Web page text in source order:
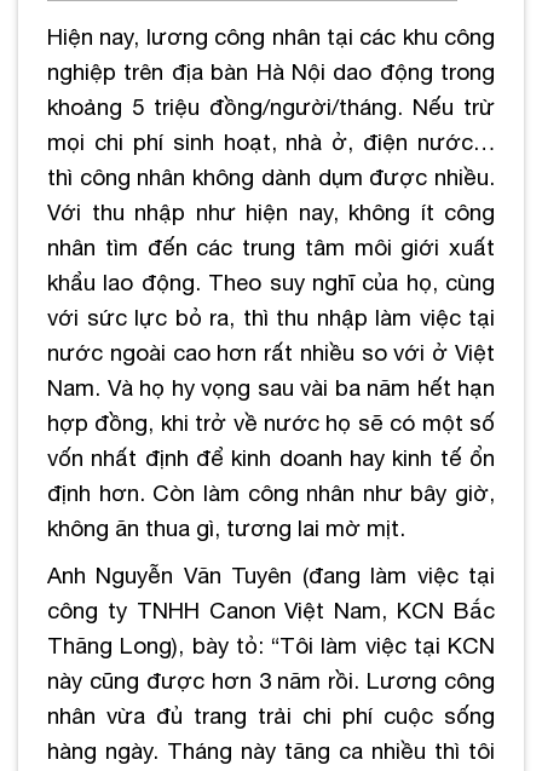
Hiện nay, lương công nhân tại các khu công
nghiệp trên địa bàn Hà Nội dao động trong
khoảng 5 triệu đồng/người/tháng. Nếu trừ
mọi chi phí sinh hoạt, nhà ở, điện nước…
thì công nhân không dành dụm được nhiều.
Với thu nhập như hiện nay, không ít công
nhân tìm đến các trung tâm môi giới xuất
khẩu lao động. Theo suy nghĩ của họ, cùng
với sức lực bỏ ra, thì thu nhập làm việc tại
nước ngoài cao hơn rất nhiều so với ở Việt
Nam. Và họ hy vọng sau vài ba năm hết hạn
hợp đồng, khi trở về nước họ sẽ có một số
vốn nhất định để kinh doanh hay kinh tế ổn
định hơn. Còn làm công nhân như bây giờ,
không ăn thua gì, tương lai mờ mịt.
Anh Nguyễn Văn Tuyên (đang làm việc tại
công ty TNHH Canon Việt Nam, KCN Bắc
Thăng Long), bày tỏ: “Tôi làm việc tại KCN
này cũng được hơn 3 năm rồi. Lương công
nhân vừa đủ trang trải chi phí cuộc sống
hàng ngày. Tháng này tăng ca nhiều thì tôi